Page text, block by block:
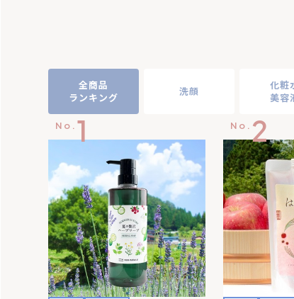
全商品
ランキング
洗顔
化粧
美容
No. 1 No. 2